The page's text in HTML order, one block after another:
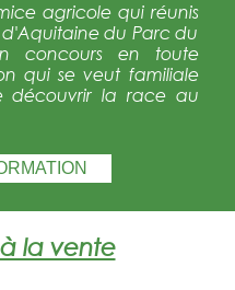
agricole qui réunis
du Parc du
concours en toute
qui se veut familiale
découvrir la race au
la vente